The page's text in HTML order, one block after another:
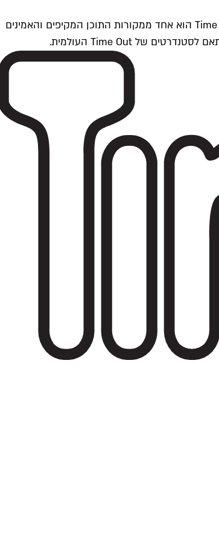
Time Outתל אביב הוא חלק מרשת Time Out Global — רשת מדיה בינלאומית הפועלת ב-360 ערים מרכזיות וב-60 מדינות ברחבי העולם. Time Out הוא אחד ממקורות התוכן המקיפים והאמינים